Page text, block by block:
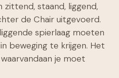
zittend, staand, liggend,
de Chair uitgevoerd.
spierlaag moeten
beweging te krijgen. Het
je moet